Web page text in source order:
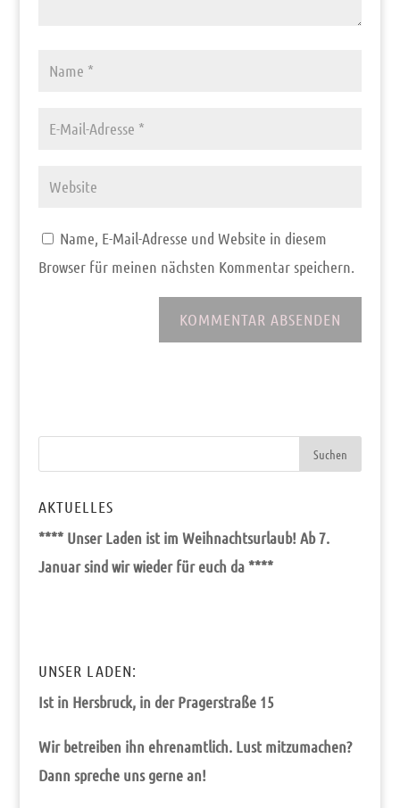
Name, E-Mail-Adresse und Website in diesem
Browser für meinen nächsten Kommentar speichern.
AKTUELLES
**** Unser Laden ist im Weih­nachts­ur­laub! Ab 7.
Janu­ar sind wir wie­der für euch da ****
UNSER LADEN:
Ist in Hers­bruck, in der Pra­ger­stra­ße 15
Wir betrei­ben ihn ehren­amt­lich. Lust mit­zu­ma­chen?
Dann spre­che uns ger­ne an!